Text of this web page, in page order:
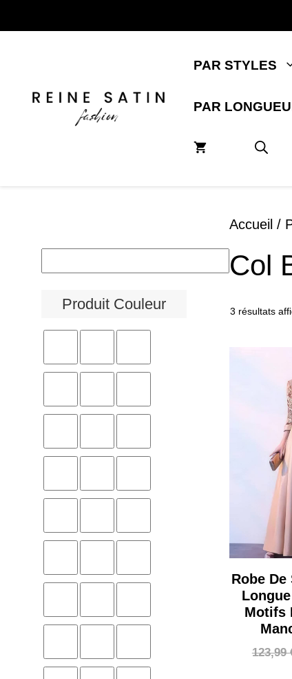
au
PAR STYLES
PAR
Accueil /
Col
3 résultats
Robe
Motifs
123,99
Produit Couleur